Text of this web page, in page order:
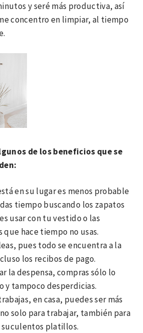
y seré más productiva, así
concentro en limpiar, al tiempo
de los beneficios que se
en su lugar es menos probable
tiempo buscando los zapatos
usar con tu vestido o las
que hace tiempo no usas.
pues todo se encuentra a la
los recibos de pago.
la despensa, compras sólo lo
y tampoco desperdicias.
en casa, puedes ser más
solo para trabajar, también para
platillos.